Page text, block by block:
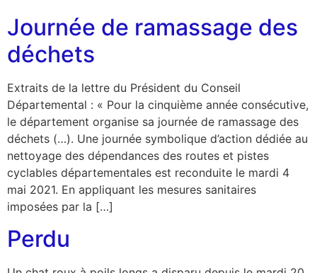
Journée de ramassage des
déchets
Extraits de la lettre du Président du Conseil
Départemental : « Pour la cinquième année consécutive,
le département organise sa journée de ramassage des
déchets (…). Une journée symbolique d’action dédiée au
nettoyage des dépendances des routes et pistes
cyclables départementales est reconduite le mardi 4
mai 2021. En appliquant les mesures sanitaires
imposées par la […]
Perdu